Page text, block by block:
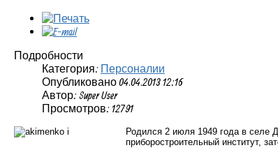
Подробности
Категория: Персоналии
Опубликовано 04.04.2013 12:16
Автор: Super User
Просмотров: 12791
Родился 2 июля 1949 года в селе
приборостроительный институт,